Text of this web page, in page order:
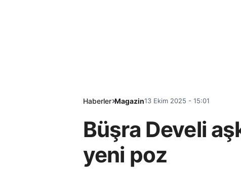
Haberler Magazin13 Ekim 2025 - 15:01
Büşra Develi
yeni poz